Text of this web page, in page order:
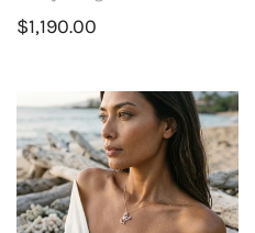
$1,190.00